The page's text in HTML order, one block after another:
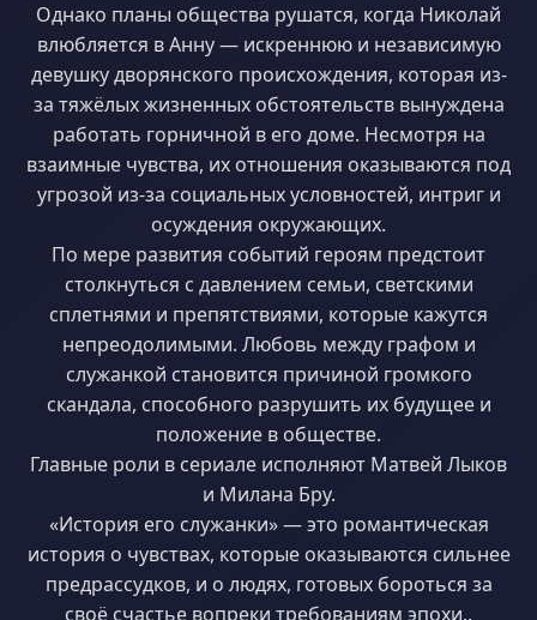
Однако планы общества рушатся, когда Николай
влюбляется в Анну — искреннюю и независимую
девушку дворянского происхождения, которая из-
за тяжёлых жизненных обстоятельств вынуждена
работать горничной в его доме. Несмотря на
взаимные чувства, их отношения оказываются под
угрозой из-за социальных условностей, интриг и
осуждения окружающих.
По мере развития событий героям предстоит
столкнуться с давлением семьи, светскими
сплетнями и препятствиями, которые кажутся
непреодолимыми. Любовь между графом и
служанкой становится причиной громкого
скандала, способного разрушить их будущее и
положение в обществе.
Главные роли в сериале исполняют Матвей Лыков
и Милана Бру.
«История его служанки» — это романтическая
история о чувствах, которые оказываются сильнее
предрассудков, и о людях, готовых бороться за
своё счастье вопреки требованиям эпохи..